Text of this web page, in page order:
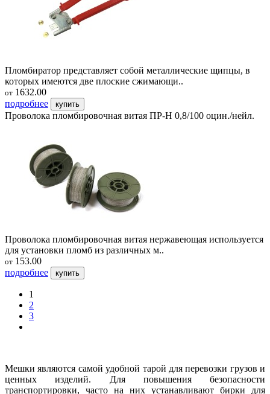
Пломбиратор представляет собой металлические щипцы, в
которых имеются две плоские сжимающи..
от 1632.00
подробнее
купить
Проволока пломбировочная витая ПР-Н 0,8/100 оцин./нейл.
Проволока пломбировочная витая нержавеющая используется
для установки пломб из различных м..
от 153.00
подробнее
купить
1
2
3
Мешки являются самой удобной тарой для перевозки грузов и
ценных изделий. Для повышения безопасности
транспортировки, часто на них устанавливают бирки для